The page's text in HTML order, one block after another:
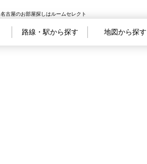
名古屋のお部屋探しはルームセレクト
路線・駅から探す 地図から探す